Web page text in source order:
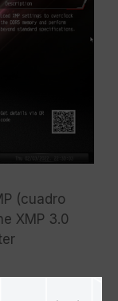
(cuadro
XMP 3.0